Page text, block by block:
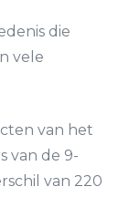
die
vele
van het
van de 9-
van 220